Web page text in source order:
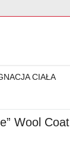
CIAŁA
Wool Coat